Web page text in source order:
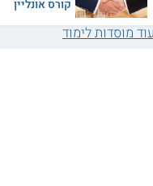
קורס אונליין
מוסדות לימוד